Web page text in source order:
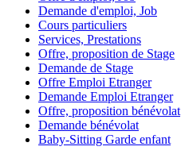
Demande d'emploi, Job
Cours particuliers
Services, Prestations
Offre, proposition de Stage
Demande de Stage
Offre Emploi Etranger
Demande Emploi Etranger
Offre, proposition bénévolat
Demande bénévolat
Baby-Sitting Garde enfant